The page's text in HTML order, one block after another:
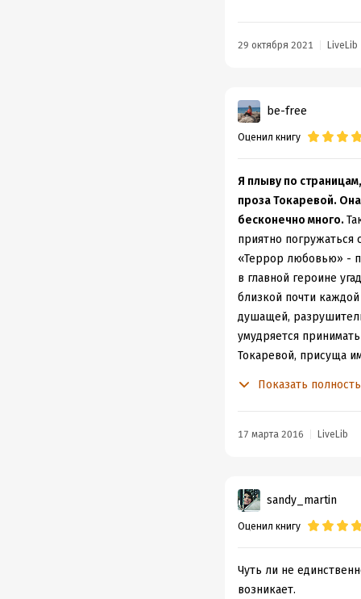
УТокаревой всё
Простой же! Но
Каждая история
сыну, ни жене, ни
Я представляю счастье.
29 октября 2021 LiveLib
be-free
Оценил книгу
Я плыву по
проза Токаревой.
бесконечно много.
приятно погружаться
«Террор любовью» -
в главной героине
близкой почти
душащей,
умудряется
Токаревой, присуща
другому, дающих
отсутствие как
героя, да и то не
подробностей
кусками въедаются в
прозы Токаревой в
Показать
17 марта 2016 LiveLib
sandy_martin
Оценил книгу
Чуть ли не
возникает.